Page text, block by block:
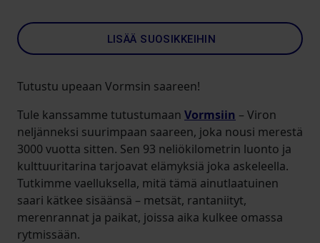
LISÄÄ SUOSIKKEIHIN
Tutustu upeaan Vormsin saareen!
Tule kanssamme tutustumaan Vormsiin – Viron
neljänneksi suurimpaan saareen, joka nousi merestä
3000 vuotta sitten. Sen 93 neliökilometrin luonto ja
kulttuuritarina tarjoavat elämyksiä joka askeleella.
Tutkimme vaelluksella, mitä tämä ainutlaatuinen
saari kätkee sisäänsä – metsät, rantaniityt,
merenrannat ja paikat, joissa aika kulkee omassa
rytmissään.